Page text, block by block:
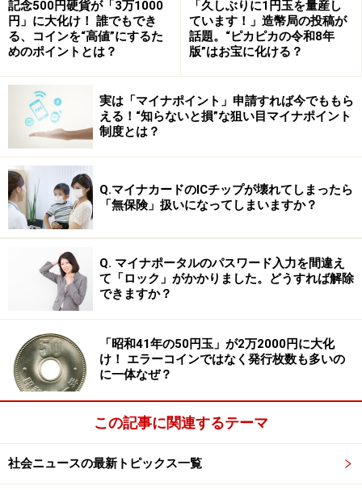
記念500円硬貨が「3万1000
円」に大化け！ 誰でもでき
る、コインを“高値”にするた
めのポイントとは？
「久しぶりに1円玉を量産し
ています！」造幣局の投稿が
話題。“ピカピカの令和8年
版”はお宝に化ける？
実は「マイナポイント」申請すれば今でももら
える！“知らないと損”な狙い目マイナポイント
制度とは？
Q.マイナカードのICチップが壊れてしまったら
「無保険」扱いになってしまいますか？
Q. マイナポータルのパスワード入力を間違え
て「ロック」がかかりました。どうすれば解除
できますか？
「昭和41年の50円玉」が2万2000円に大化
け！ エラーコインではなく発行枚数も多いの
に一体なぜ？
この記事に関連するテーマ
社会ニュースの最新トピックス一覧